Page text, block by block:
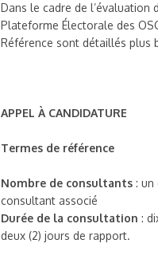
Dans le cadre de l’évaluation
Plateforme Électorale des
Référence sont détaillés plus
APPEL À CANDIDATURE
Termes de référence
Nombre de consultants : un
consultant associé
Durée de la consultation :
deux (2) jours de rapport.